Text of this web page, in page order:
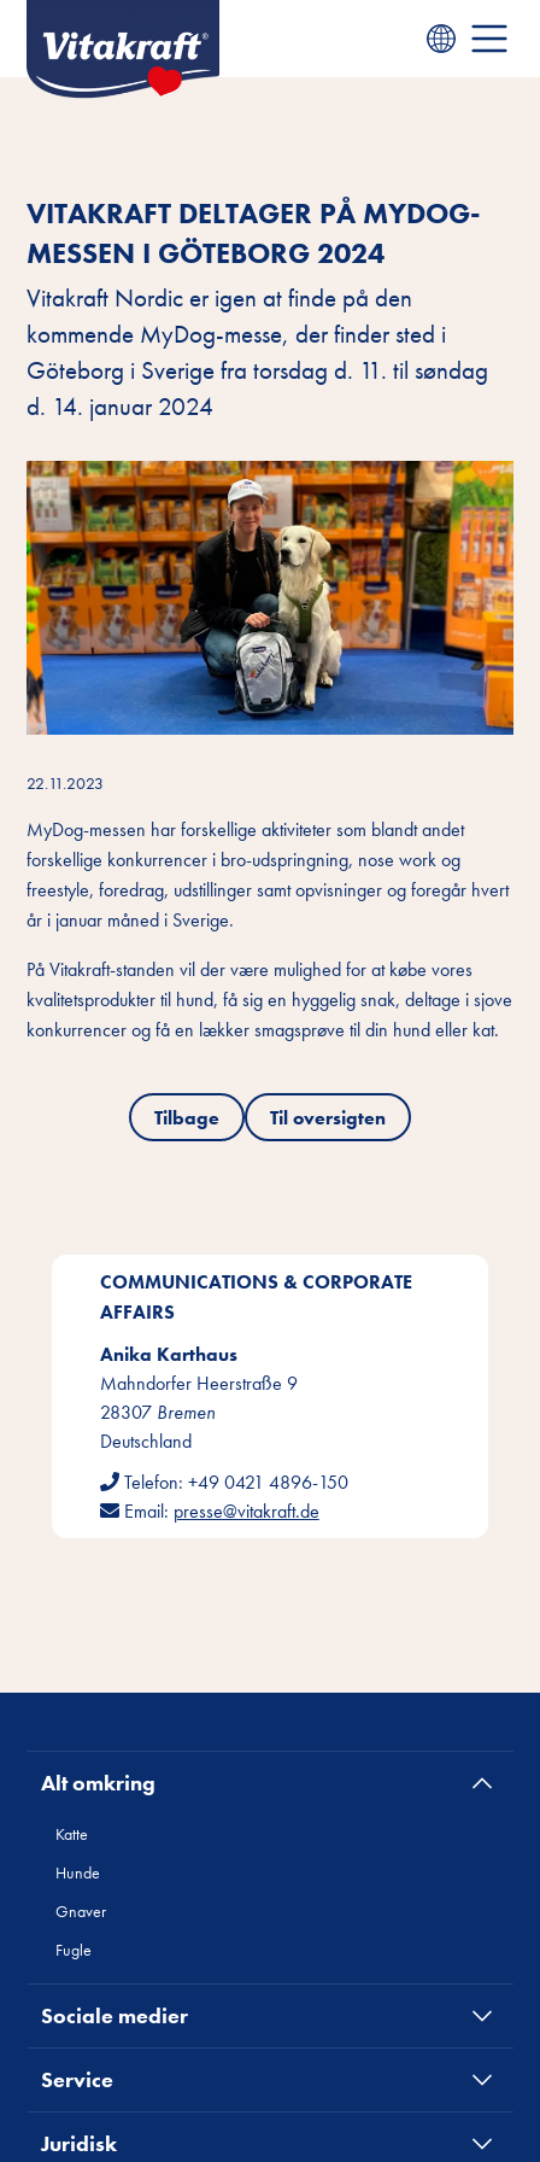
VITAKRAFT DELTAGER PÅ MYDOG-
MESSEN I GÖTEBORG 2024
Vitakraft Nordic er igen at finde på den
kommende MyDog-messe, der finder sted i
Göteborg i Sverige fra torsdag d. 11. til søndag
d. 14. januar 2024
22.11.2023
MyDog-messen har forskellige aktiviteter som blandt andet
forskellige konkurrencer i bro-udspringning, nose work og
freestyle, foredrag, udstillinger samt opvisninger og foregår hvert
år i januar måned i Sverige.
På Vitakraft-standen vil der være mulighed for at købe vores
kvalitetsprodukter til hund, få sig en hyggelig snak, deltage i sjove
konkurrencer og få en lækker smagsprøve til din hund eller kat.
Tilbage Til oversigten
COMMUNICATIONS & CORPORATE
AFFAIRS
Anika Karthaus
Mahndorfer Heerstraße 9
28307 Bremen
Deutschland
Telefon: +49 0421 4896-150
Email: presse@vitakraft.de
Alt omkring
Katte
Hunde
Gnaver
Fugle
Sociale medier
Service
Juridisk